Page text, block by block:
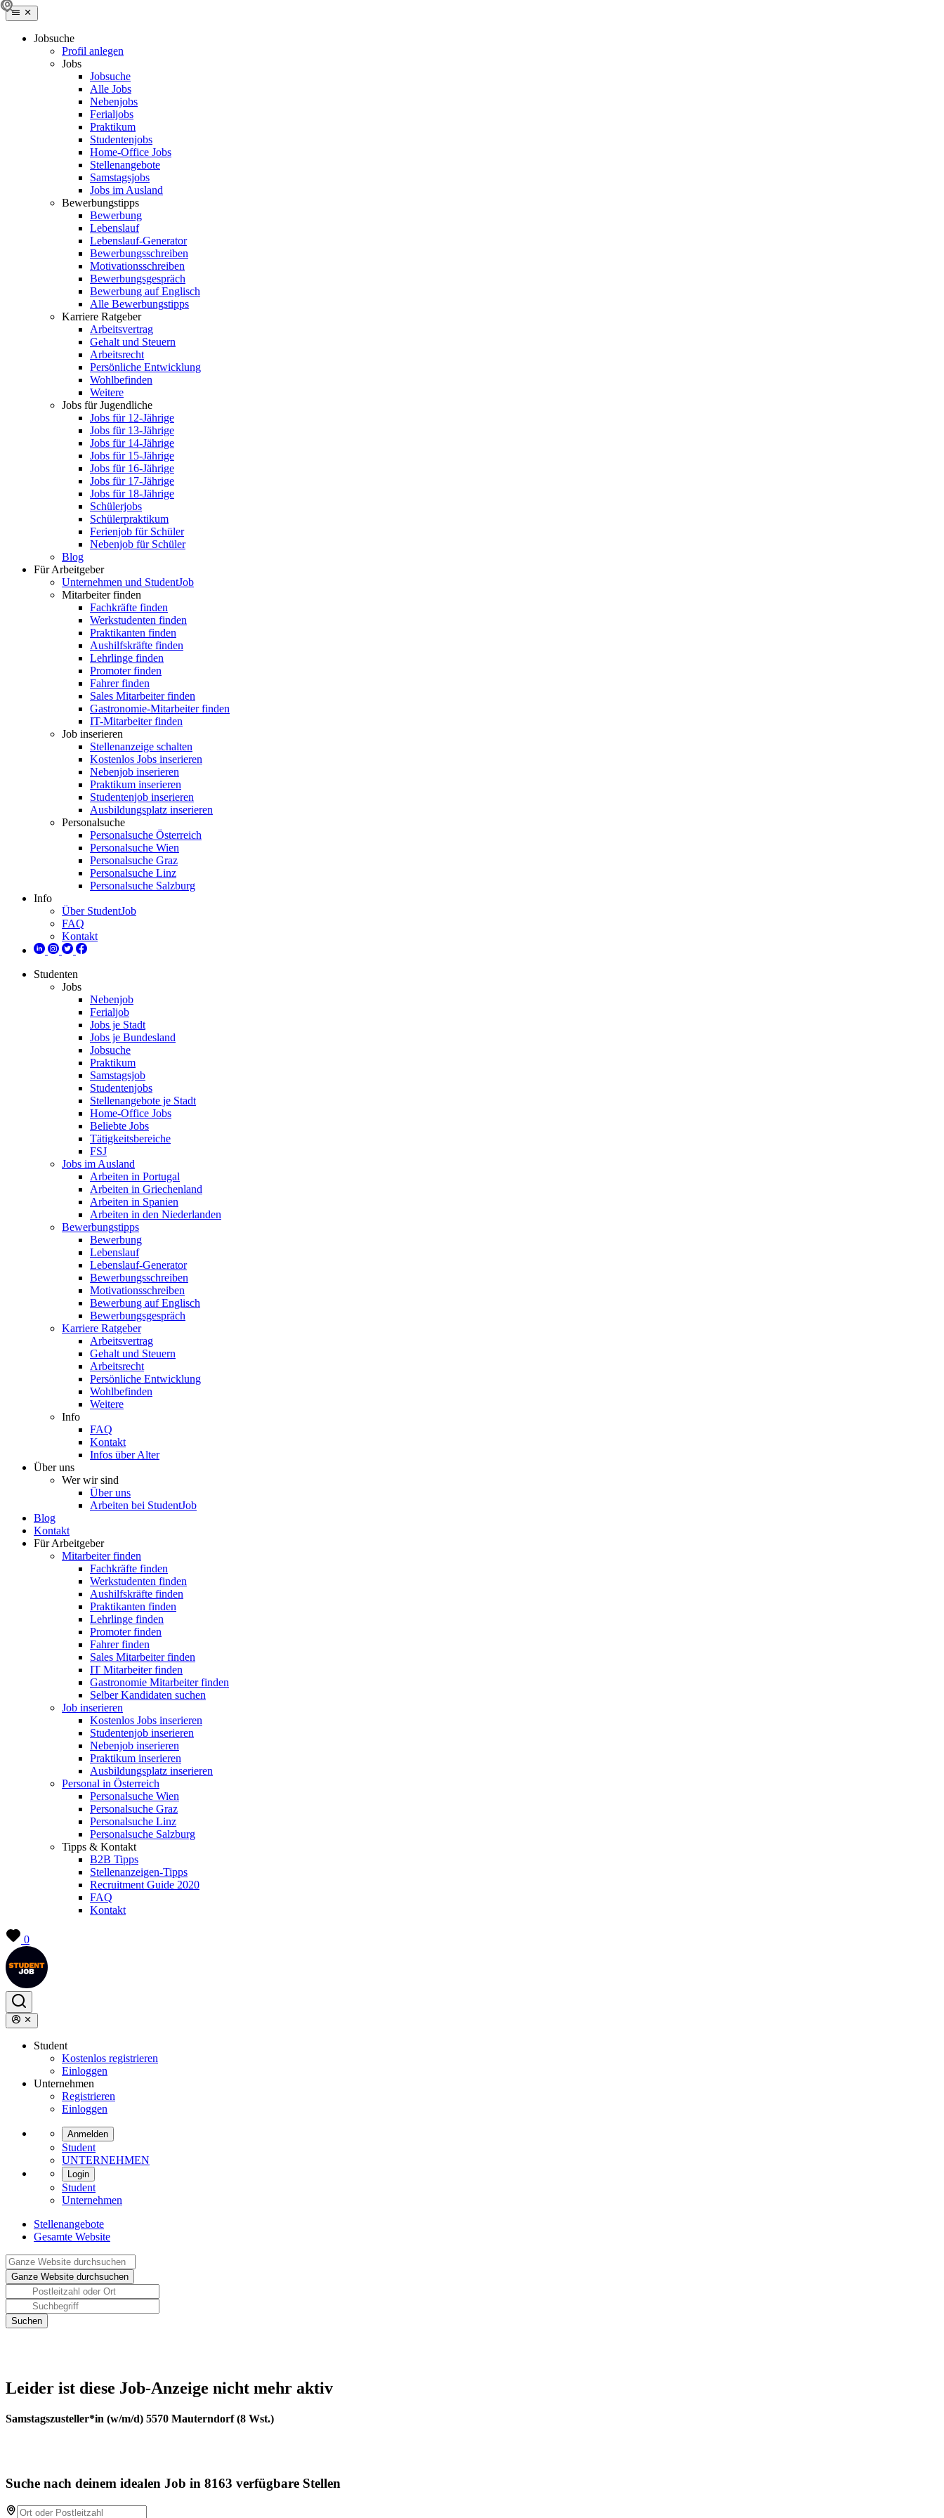
Jobsuche
Profil anlegen
Jobs
Jobsuche
Alle Jobs
Nebenjobs
Ferialjobs
Praktikum
Studentenjobs
Home-Office Jobs
Stellenangebote
Samstagsjobs
Jobs im Ausland
Bewerbungstipps
Bewerbung
Lebenslauf
Lebenslauf-Generator
Bewerbungsschreiben
Motivationsschreiben
Bewerbungsgespräch
Bewerbung auf Englisch
Alle Bewerbungstipps
Karriere Ratgeber
Arbeitsvertrag
Gehalt und Steuern
Arbeitsrecht
Persönliche Entwicklung
Wohlbefinden
Weitere
Jobs für Jugendliche
Jobs für 12-Jährige
Jobs für 13-Jährige
Jobs für 14-Jährige
Jobs für 15-Jährige
Jobs für 16-Jährige
Jobs für 17-Jährige
Jobs für 18-Jährige
Schülerjobs
Schülerpraktikum
Ferienjob für Schüler
Nebenjob für Schüler
Blog
Für Arbeitgeber
Unternehmen und StudentJob
Mitarbeiter finden
Fachkräfte finden
Werkstudenten finden
Praktikanten finden
Aushilfskräfte finden
Lehrlinge finden
Promoter finden
Fahrer finden
Sales Mitarbeiter finden
Gastronomie-Mitarbeiter finden
IT-Mitarbeiter finden
Job inserieren
Stellenanzeige schalten
Kostenlos Jobs inserieren
Nebenjob inserieren
Praktikum inserieren
Studentenjob inserieren
Ausbildungsplatz inserieren
Personalsuche
Personalsuche Österreich
Personalsuche Wien
Personalsuche Graz
Personalsuche Linz
Personalsuche Salzburg
Info
Über StudentJob
FAQ
Kontakt
Studenten
Jobs
Nebenjob
Ferialjob
Jobs je Stadt
Jobs je Bundesland
Jobsuche
Praktikum
Samstagsjob
Studentenjobs
Stellenangebote je Stadt
Home-Office Jobs
Beliebte Jobs
Tätigkeitsbereiche
FSJ
Jobs im Ausland
Arbeiten in Portugal
Arbeiten in Griechenland
Arbeiten in Spanien
Arbeiten in den Niederlanden
Bewerbungstipps
Bewerbung
Lebenslauf
Lebenslauf-Generator
Bewerbungsschreiben
Motivationsschreiben
Bewerbung auf Englisch
Bewerbungsgespräch
Karriere Ratgeber
Arbeitsvertrag
Gehalt und Steuern
Arbeitsrecht
Persönliche Entwicklung
Wohlbefinden
Weitere
Info
FAQ
Kontakt
Infos über Alter
Über uns
Wer wir sind
Über uns
Arbeiten bei StudentJob
Blog
Kontakt
Für Arbeitgeber
Mitarbeiter finden
Fachkräfte finden
Werkstudenten finden
Aushilfskräfte finden
Praktikanten finden
Lehrlinge finden
Promoter finden
Fahrer finden
Sales Mitarbeiter finden
IT Mitarbeiter finden
Gastronomie Mitarbeiter finden
Selber Kandidaten suchen
Job inserieren
Kostenlos Jobs inserieren
Studentenjob inserieren
Nebenjob inserieren
Praktikum inserieren
Ausbildungsplatz inserieren
Personal in Österreich
Personalsuche Wien
Personalsuche Graz
Personalsuche Linz
Personalsuche Salzburg
Tipps & Kontakt
B2B Tipps
Stellenanzeigen-Tipps
Recruitment Guide 2020
FAQ
Kontakt
0
Student
Kostenlos registrieren
Einloggen
Unternehmen
Registrieren
Einloggen
Anmelden
Student
UNTERNEHMEN
Login
Student
Unternehmen
Stellenangebote
Gesamte Website
Leider ist diese Job-Anzeige nicht mehr aktiv
Samstagszusteller*in (w/m/d) 5570 Mauterndorf (8 Wst.)
Suche nach deinem idealen Job in 8163 verfügbare Stellen